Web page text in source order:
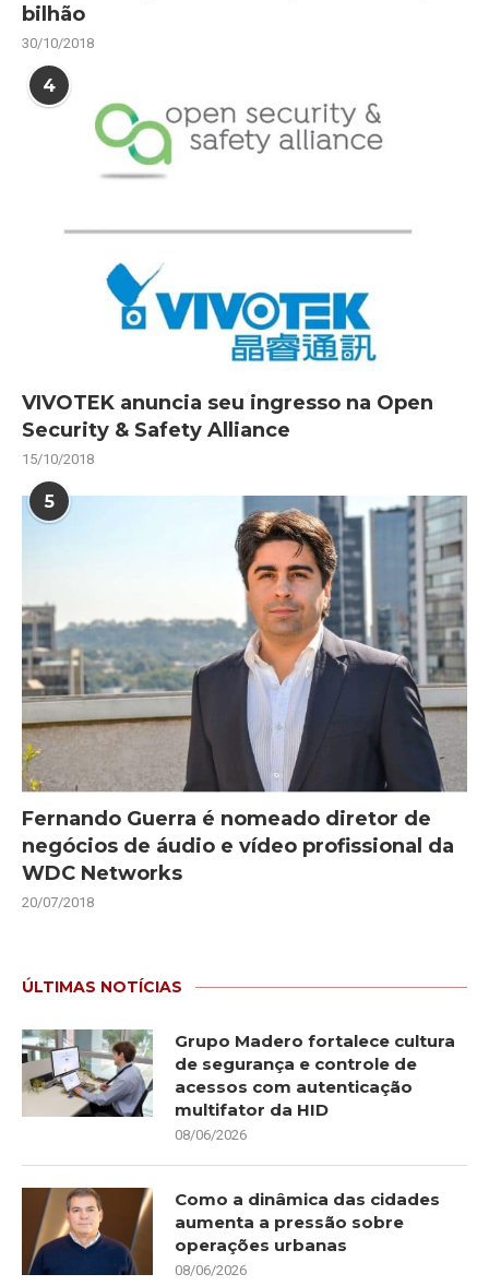
bilhão
30/10/2018
4
VIVOTEK anuncia seu ingresso na Open
Security & Safety Alliance
15/10/2018
5
Fernando Guerra é nomeado diretor de
negócios de áudio e vídeo profissional da
WDC Networks
20/07/2018
ÚLTIMAS NOTÍCIAS
Grupo Madero fortalece cultura
de segurança e controle de
acessos com autenticação
multifator da HID
08/06/2026
Como a dinâmica das cidades
aumenta a pressão sobre
operações urbanas
08/06/2026